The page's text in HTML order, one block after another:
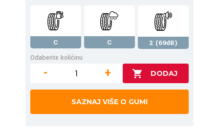
C C
2 (69dB)
Odaberite količinu
- +
SAZNAJ VIŠE O GUMI